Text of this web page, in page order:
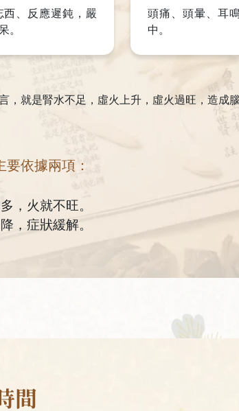
、反應遲鈍，嚴
。
頭痛、頭暈、耳
中。
就是腎水不足，虛火上升，虛火過旺，造成腦
依據兩項：
，火就不旺。
，症狀緩解。
間